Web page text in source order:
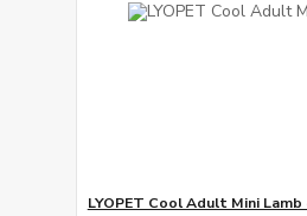
LYOPET Cool Adult Mini Lamb